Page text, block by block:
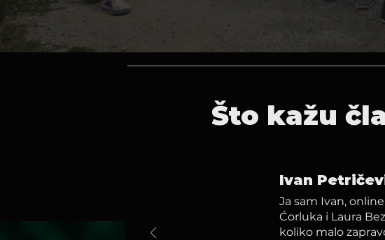
Što kažu
Ivan
Ja sam Ivan,
Ćorluka i Laura
koliko malo